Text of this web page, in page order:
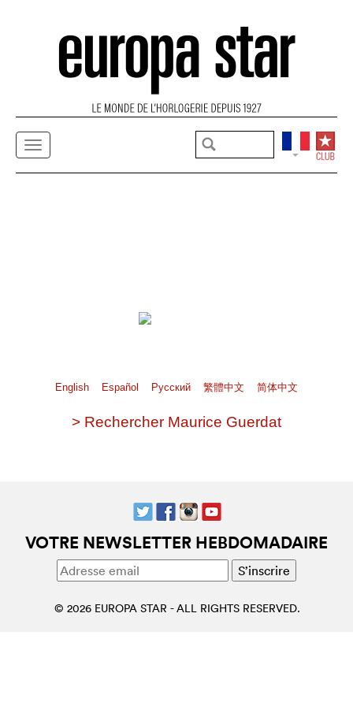
English Español Pусский 繁體中文 简体中文
> Rechercher Maurice Guerdat
VOTRE NEWSLETTER HEBDOMADAIRE
© 2026 EUROPA STAR - ALL RIGHTS RESERVED.